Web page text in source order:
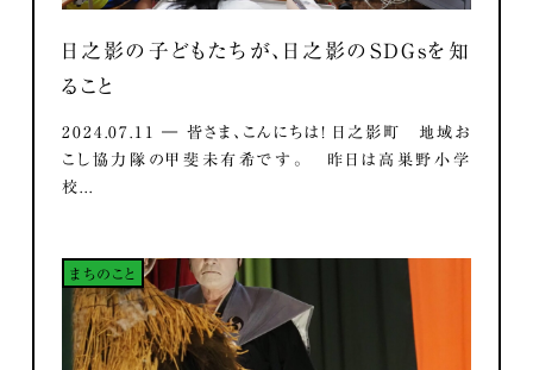
日之影の子どもたちが、日之影のSDGsを知
ること
2024.07.11 ― 皆さま、こんにちは！ 日之影町 地域お
こし協力隊の甲斐未有希です。 昨日は高巣野小学
校...
まちのこと